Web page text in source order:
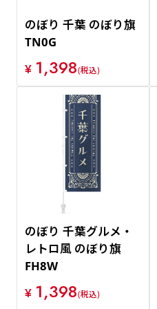
のぼり 千葉 のぼり旗
TN0G
¥ 1,398(税込)
のぼり 千葉グルメ・
レトロ風 のぼり旗
FH8W
¥ 1,398(税込)